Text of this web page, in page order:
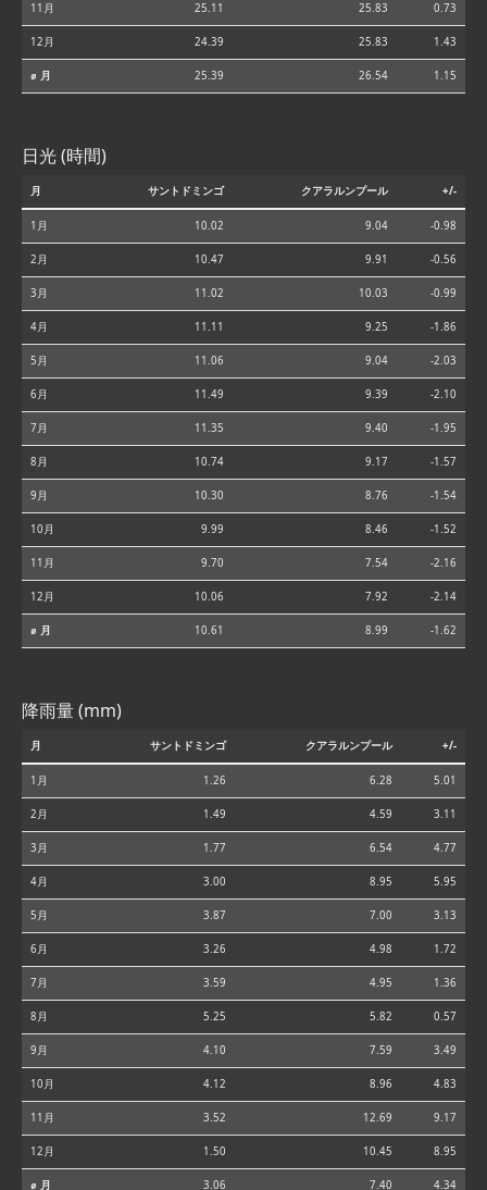
11月 25.11 25.83 0.73
12月 24.39 25.83 1.43
⌀ 月 25.39 26.54 1.15
日光 (時間)
月 サントドミンゴ クアラルンプール +/-
1月 10.02 9.04 -0.98
2月 10.47 9.91 -0.56
3月 11.02 10.03 -0.99
4月 11.11 9.25 -1.86
5月 11.06 9.04 -2.03
6月 11.49 9.39 -2.10
7月 11.35 9.40 -1.95
8月 10.74 9.17 -1.57
9月 10.30 8.76 -1.54
10月 9.99 8.46 -1.52
11月 9.70 7.54 -2.16
12月 10.06 7.92 -2.14
⌀ 月 10.61 8.99 -1.62
降雨量 (mm)
月 サントドミンゴ クアラルンプール +/-
1月 1.26 6.28 5.01
2月 1.49 4.59 3.11
3月 1.77 6.54 4.77
4月 3.00 8.95 5.95
5月 3.87 7.00 3.13
6月 3.26 4.98 1.72
7月 3.59 4.95 1.36
8月 5.25 5.82 0.57
9月 4.10 7.59 3.49
10月 4.12 8.96 4.83
11月 3.52 12.69 9.17
12月 1.50 10.45 8.95
⌀ 月 3.06 7.40 4.34